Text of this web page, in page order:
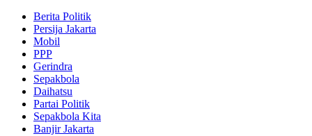
Berita Politik
Persija Jakarta
Mobil
PPP
Gerindra
Sepakbola
Daihatsu
Partai Politik
Sepakbola Kita
Banjir Jakarta